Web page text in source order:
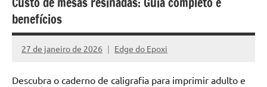
benefícios
27 de janeiro de 2026 Edge do Epoxi
Nenhum
Descubra o caderno de caligrafia para imprimir adulto e